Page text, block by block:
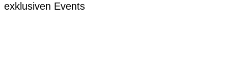
exklusiven Events